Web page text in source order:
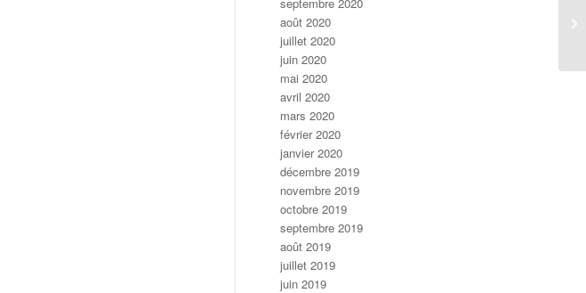
août 2020
juillet 2020
juin 2020
mai 2020
avril 2020
mars 2020
février 2020
janvier 2020
décembre 2019
novembre 2019
octobre 2019
septembre 2019
août 2019
juillet 2019
juin 2019